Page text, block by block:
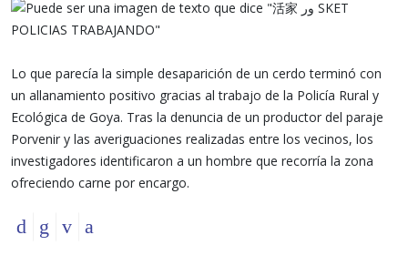
Lo que parecía la simple desaparición de un cerdo terminó con
un allanamiento positivo gracias al trabajo de la Policía Rural y
Ecológica de Goya. Tras la denuncia de un productor del paraje
Porvenir y las averiguaciones realizadas entre los vecinos, los
investigadores identificaron a un hombre que recorría la zona
ofreciendo carne por encargo.